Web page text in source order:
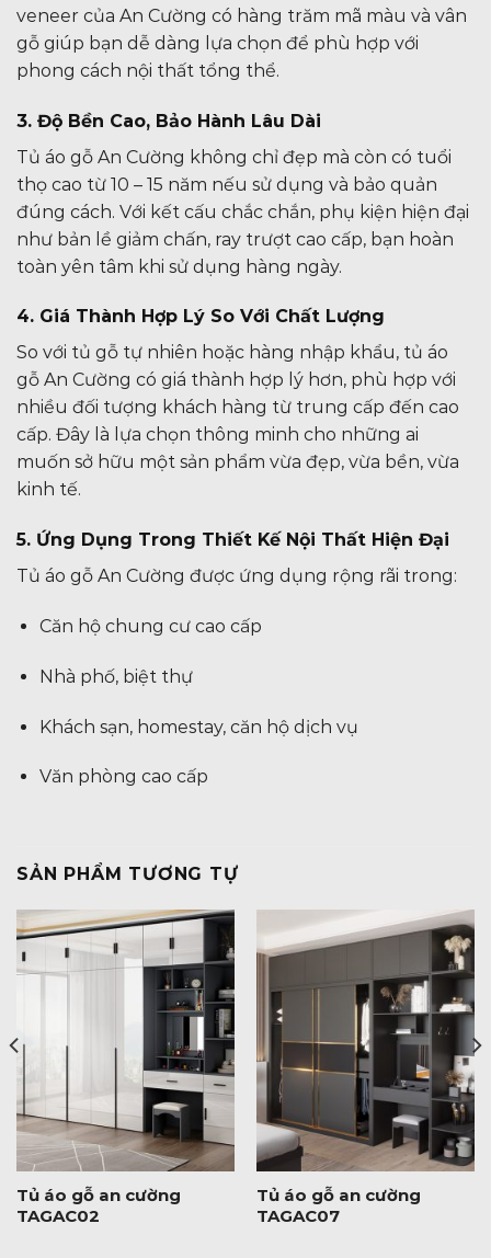
veneer của An Cường có hàng trăm mã màu và vân
gỗ giúp bạn dễ dàng lựa chọn để phù hợp với
phong cách nội thất tổng thể.
3. Độ Bền Cao, Bảo Hành Lâu Dài
Tủ áo gỗ An Cường không chỉ đẹp mà còn có tuổi
thọ cao từ 10 – 15 năm nếu sử dụng và bảo quản
đúng cách. Với kết cấu chắc chắn, phụ kiện hiện đại
như bản lề giảm chấn, ray trượt cao cấp, bạn hoàn
toàn yên tâm khi sử dụng hàng ngày.
4. Giá Thành Hợp Lý So Với Chất Lượng
So với tủ gỗ tự nhiên hoặc hàng nhập khẩu, tủ áo
gỗ An Cường có giá thành hợp lý hơn, phù hợp với
nhiều đối tượng khách hàng từ trung cấp đến cao
cấp. Đây là lựa chọn thông minh cho những ai
muốn sở hữu một sản phẩm vừa đẹp, vừa bền, vừa
kinh tế.
5. Ứng Dụng Trong Thiết Kế Nội Thất Hiện Đại
Tủ áo gỗ An Cường được ứng dụng rộng rãi trong:
Căn hộ chung cư cao cấp
Nhà phố, biệt thự
Khách sạn, homestay, căn hộ dịch vụ
Văn phòng cao cấp
SẢN PHẨM TƯƠNG TỰ
Tủ áo gỗ an cường
TAGAC02
Tủ áo gỗ an cường
TAGAC07